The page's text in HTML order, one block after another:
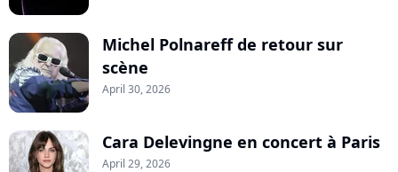
Michel Polnareff de retour sur
scène
April 30, 2026
Cara Delevingne en concert à Paris
April 29, 2026